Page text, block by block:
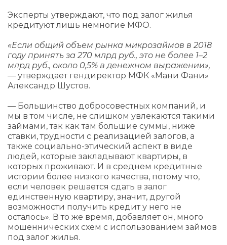
Эксперты утверждают, что под залог жилья
кредитуют лишь немногие МФО.
«Если общий объем рынка микрозаймов в 2018
году принять за 270 млрд руб., это не более 1–2
млрд руб., около 0,5% в денежном выражении»,
— утверждает гендиректор МФК «Мани Фани»
Александр Шустов.
— Большинство добросовестных компаний, и
мы в том числе, не слишком увлекаются такими
займами, так как там большие суммы, ниже
ставки, трудности с реализацией залогов, а
также социально-этический аспект в виде
людей, которые закладывают квартиры, в
которых проживают. И в среднем кредитные
истории более низкого качества, потому что,
если человек решается сдать в залог
единственную квартиру, значит, другой
возможности получить кредит у него не
осталось». В то же время, добавляет он, много
мошеннических схем с использованием займов
под залог жилья.